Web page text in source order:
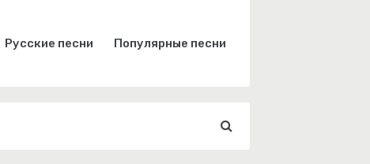
Русские песни Популярные песни